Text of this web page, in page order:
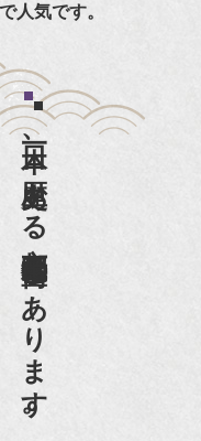
人気です。
日本一、歴史ある
京都祇園骨董街にあります。